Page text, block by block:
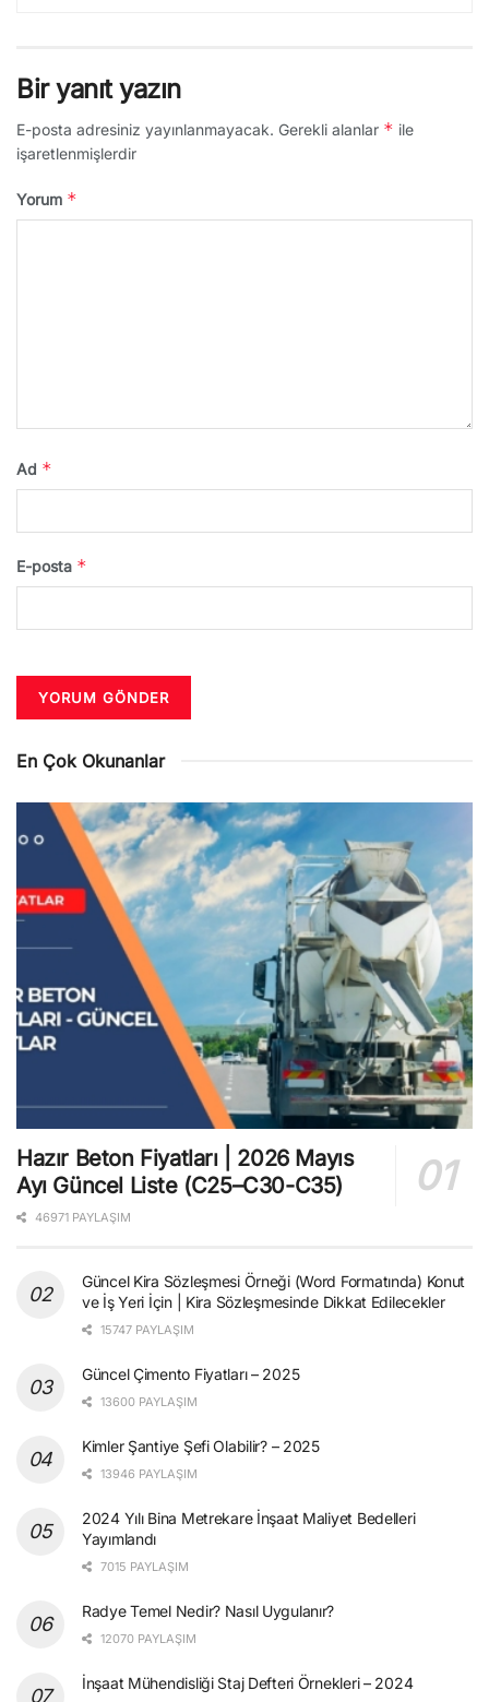
Bir yanıt yazın
E-posta adresiniz yayınlanmayacak. Gerekli alanlar * ile
işaretlenmişlerdir
Yorum *
Ad *
E-posta *
En Çok Okunanlar
Hazır Beton Fiyatları | 2026 Mayıs
Ayı Güncel Liste (C25–C30-C35)
46971 PAYLAŞIM
Güncel Kira Sözleşmesi Örneği (Word Formatında) Konut
ve İş Yeri İçin | Kira Sözleşmesinde Dikkat Edilecekler
15747 PAYLAŞIM
Güncel Çimento Fiyatları – 2025
13600 PAYLAŞIM
Kimler Şantiye Şefi Olabilir? – 2025
13946 PAYLAŞIM
2024 Yılı Bina Metrekare İnşaat Maliyet Bedelleri
Yayımlandı
7015 PAYLAŞIM
Radye Temel Nedir? Nasıl Uygulanır?
12070 PAYLAŞIM
İnşaat Mühendisliği Staj Defteri Örnekleri – 2024